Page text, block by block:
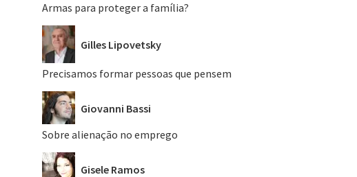
Armas para proteger a família?
Gilles Lipovetsky
Precisamos formar pessoas que pensem
Giovanni Bassi
Sobre alienação no emprego
Gisele Ramos